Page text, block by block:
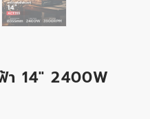
า 14″ 2400W